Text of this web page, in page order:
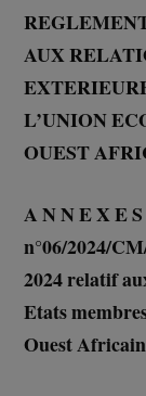
AUX
L’UNION
OUEST
A N N E X E S
n°06/2024/
2024 relatif
Etats
Ouest